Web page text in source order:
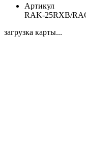
Артикул
RAK-25RXB/
загрузка карты...